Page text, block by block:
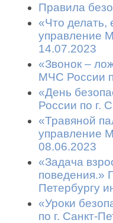
Правила
«Что делать,
управление
14.07.2023
«Звонок –
МЧС России
«День
России по г.
«Травяной
управление
08.06.2023
«Задача
поведения.»
Петербургу
«Уроки
по г. Санкт-